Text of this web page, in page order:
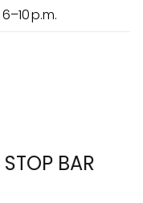
p.m.
BAR